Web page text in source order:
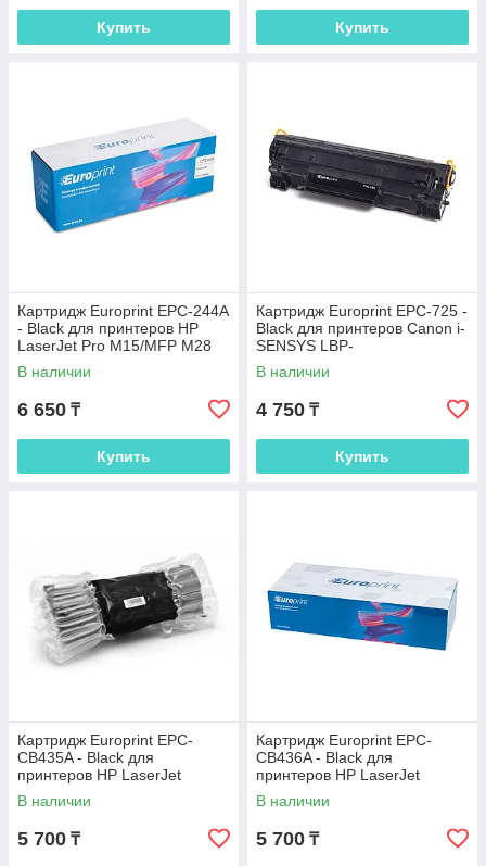
Купить Купить
Картридж Europrint EPC-244A
- Black для принтеров HP
LaserJet Pro M15/MFP M28
В наличии
6 650 ₸
Купить
Картридж Europrint EPC-725 -
Black для принтеров Canon i-
SENSYS LBP-
6000/6000B/6020/6030,
MF3010
В наличии
4 750 ₸
Купить
Картридж Europrint EPC-
CB435A - Black для
принтеров HP LaserJet
P1005/P1006
В наличии
5 700 ₸
Картридж Europrint EPC-
CB436A - Black для
принтеров HP LaserJet
P1505/M1120/M1522
В наличии
5 700 ₸